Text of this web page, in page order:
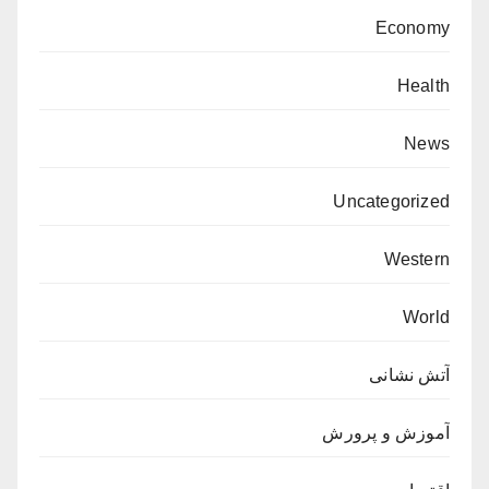
Economy
Health
News
Uncategorized
Western
World
آتش نشانی
آموزش و پرورش